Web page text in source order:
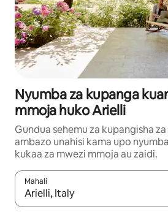
Nyumba za kupanga
mmoja huko Arielli
Gundua sehemu za kupangisha
ambazo unahisi kama upo
kukaa za mwezi mmoja au zaidi.
Mahali
Wakati matokeo yanapatikana,